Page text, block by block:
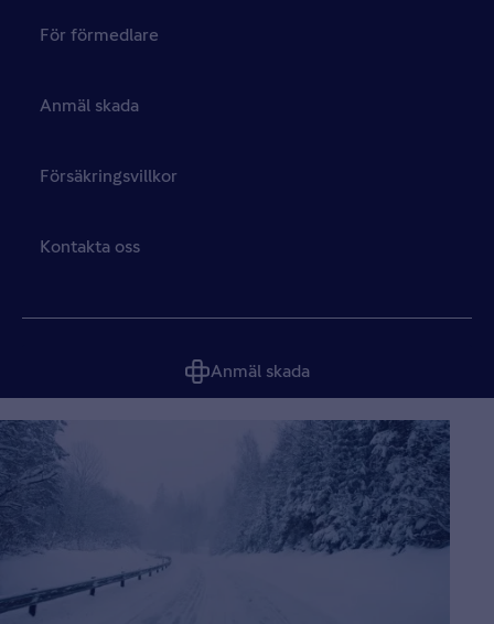
För förmedlare
Anmäl skada
Försäkringsvillkor
Kontakta oss
Anmäl skada